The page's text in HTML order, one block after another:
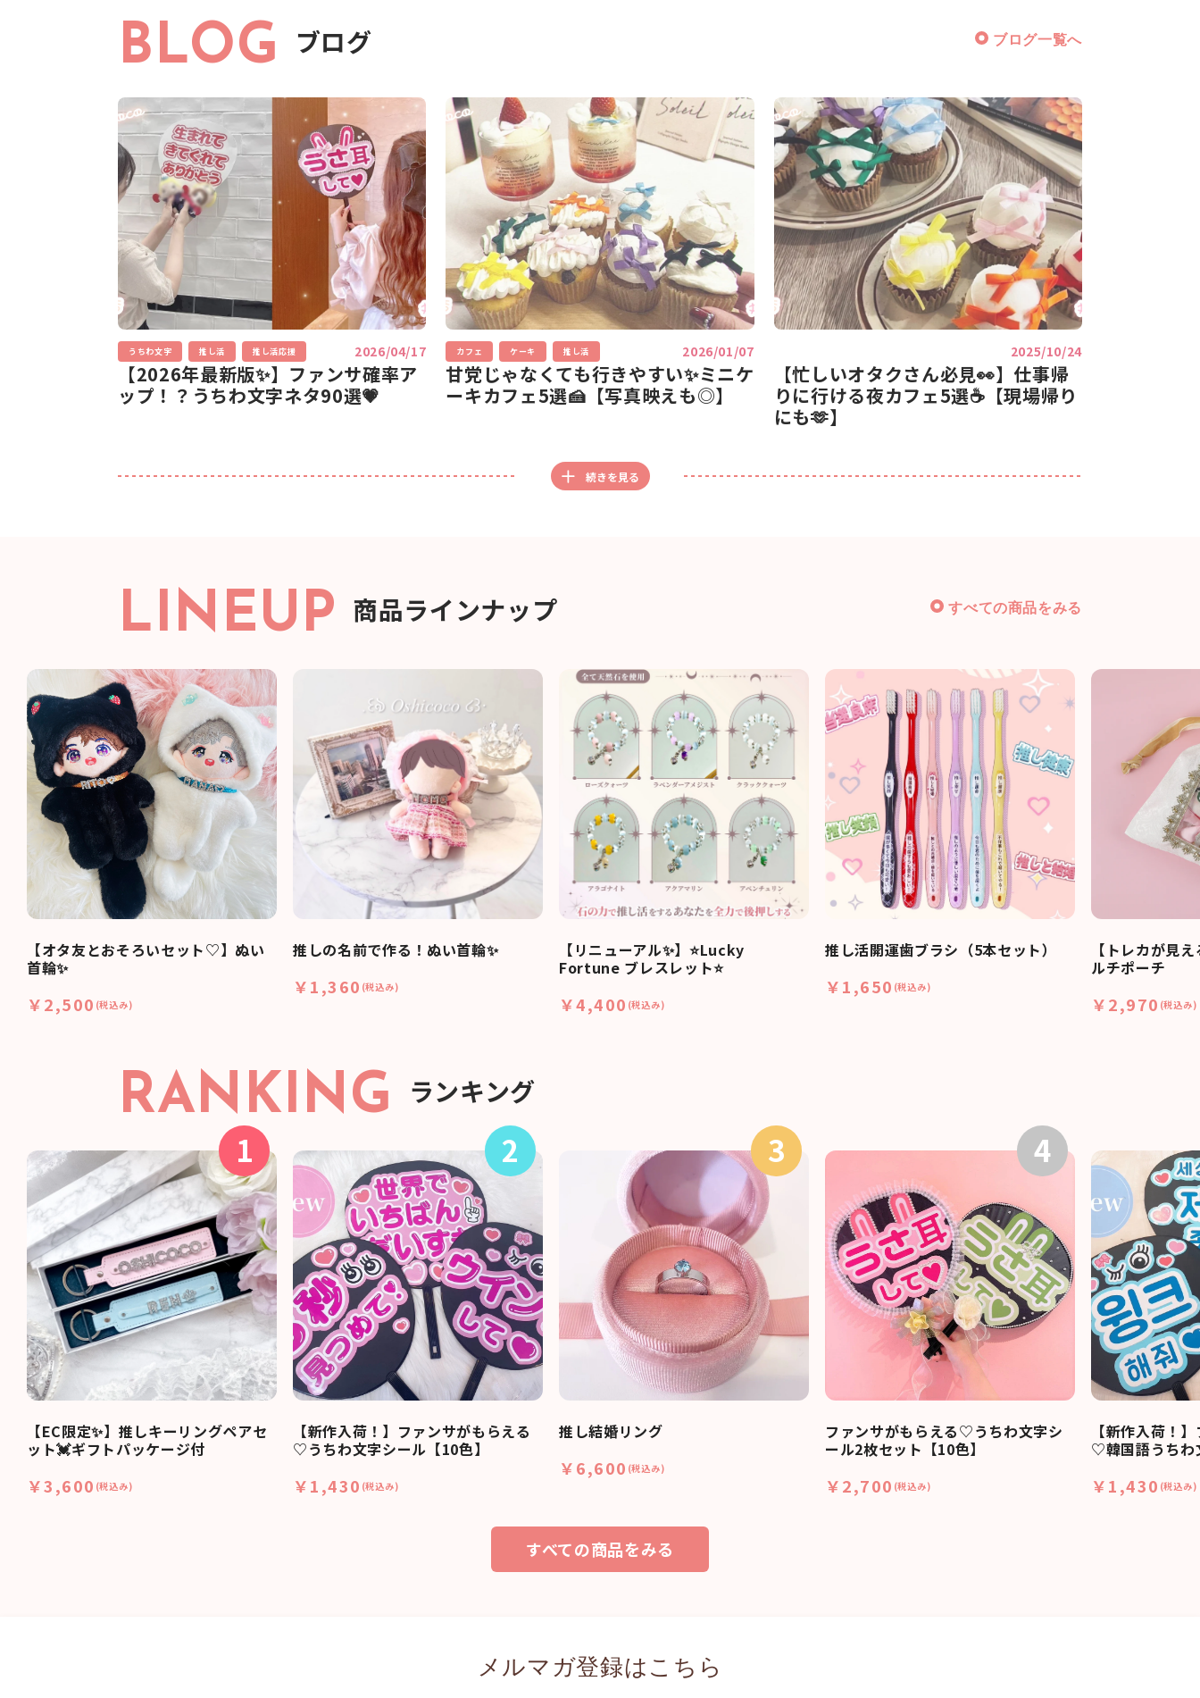
BLOG ブログ ブログ一覧へ
うちわ文字 推し活 推し活応援 2026/04/17
【2026年最新版✨】ファンサ確率ア
ップ！？うちわ文字ネタ90選💗
カフェ ケーキ 推し活 2026/01/07
甘党じゃなくても行きやすい✨ミニケ
ーキカフェ5選🍰【写真映えも◎】
2025/10/24
【忙しいオタクさん必見👀】仕事帰
りに行ける夜カフェ5選☕【現場帰り
にも🫶】
続きを見る
LINEUP 商品ラインナップ すべての商品をみる
【オタ友とおそろいセット♡】ぬい
首輪✨
￥2,500 (税込み)
推しの名前で作る！ぬい首輪✨
￥1,360 (税込み)
【リニューアル✨】⭐Lucky
Fortune ブレスレット⭐
￥4,400 (税込み)
推し活開運歯ブラシ（5本セット）
￥1,650 (税込み)
【トレカが見
ルチポーチ
￥2,970 (税込み)
RANKING ランキング
1
【EC限定✨】推しキーリングペアセ
ット💓ギフトパッケージ付
￥3,600 (税込み)
2
【新作入荷！】ファンサがもらえる
♡うちわ文字シール【10色】
￥1,430 (税込み)
3
推し結婚リング
￥6,600 (税込み)
4
ファンサがもらえる♡うちわ文字シ
ール2枚セット【10色】
￥2,700 (税込み)
【新作入荷！
♡韓国語うちわ
￥1,430 (税込み)
すべての商品をみる
メルマガ登録はこちら